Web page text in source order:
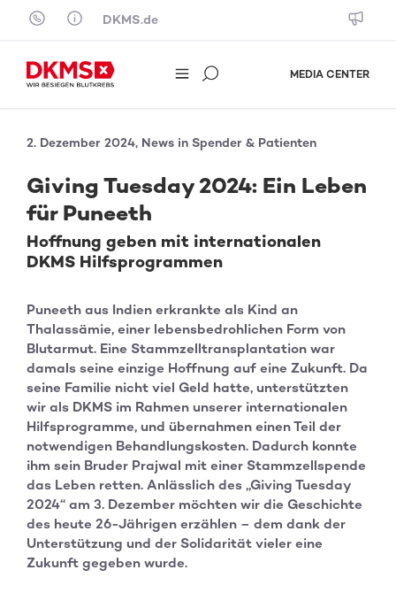
Skip to content
DKMS.de
MEDIA CENTER
2. Dezember 2024, News in Spender & Patienten
Giving Tuesday 2024: Ein Leben
für Puneeth
Hoffnung geben mit internationalen
DKMS Hilfsprogrammen
Puneeth aus Indien erkrankte als Kind an
Thalassämie, einer lebensbedrohlichen Form von
Blutarmut. Eine Stammzelltransplantation war
damals seine einzige Hoffnung auf eine Zukunft. Da
seine Familie nicht viel Geld hatte, unterstützten
wir als DKMS im Rahmen unserer internationalen
Hilfsprogramme, und übernahmen einen Teil der
notwendigen Behandlungskosten. Dadurch konnte
ihm sein Bruder Prajwal mit einer Stammzellspende
das Leben retten. Anlässlich des „Giving Tuesday
2024“ am 3. Dezember möchten wir die Geschichte
des heute 26-Jährigen erzählen – dem dank der
Unterstützung und der Solidarität vieler eine
Zukunft gegeben wurde.